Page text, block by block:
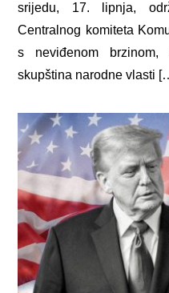
srijedu, 17. lipnja,
Centralnog komiteta
s neviđenom brzinom,
skupština narodne vlasti